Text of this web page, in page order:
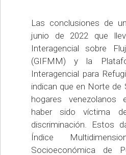
Las conclusiones de
junio de 2022 que
Interagencial sobre
(GIFMM) y la
Interagencial para
indican que en Norte de
hogares venezolanos
haber sido víctima
discriminación. Estos
Índice
Socioeconómica de